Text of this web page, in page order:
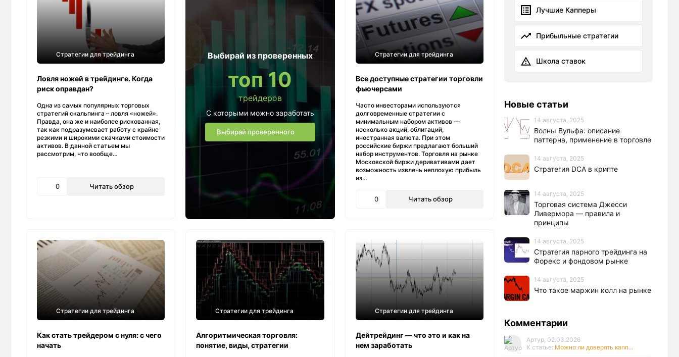
Стратегии для трейдинга
Ловля ножей в трейдинге. Когда
риск оправдан?
Одна из самых популярных торговых
стратегий скальпинга – ловля «ножей».
Правда, она же и наиболее рискованная,
так как подразумевает работу с крайне
резкими и широкими скачками стоимости
активов. В данной статьем мы
рассмотрим, что вообще…
0 Читать обзор
Выбирай из проверенных
топ 10
трейдеров
С которыми можно заработать
Выбирай проверенного
Стратегии для трейдинга
Все доступные стратегии торговли
фьючерсами
Часто инвесторами используются
долговременные стратегии с
минимальным набором активов —
несколько акций, облигаций,
иностранная валюта. При этом
российские биржи предлагают больший
набор инструментов. Торговля на рынке
Московской биржи деривативами дает
возможность извлечь неплохую прибыль
из…
0 Читать обзор
Стратегии для трейдинга
Как стать трейдером с нуля: с чего
начать
Стратегии для трейдинга
Алгоритмическая торговля:
понятие, виды, стратегии
Стратегии для трейдинга
Дейтрейдинг — что это и как на
нем заработать
Лучшие Капперы
Прибыльные стратегии
Школа ставок
Новые статьи
14 августа, 2025
Волны Вульфа: описание
паттерна, применение в торговле
14 августа, 2025
Стратегия DCA в крипте
14 августа, 2025
Торговая система Джесси
Ливермора — правила и
принципы
14 августа, 2025
Стратегия парного трейдинга на
Форекс и фондовом рынке
14 августа, 2025
Что такое маржин колл на рынке
Комментарии
Артур, 02.03.2026
К статье: Можно ли доверять капп...